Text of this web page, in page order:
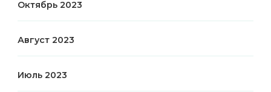
Октябрь 2023
Август 2023
Июль 2023